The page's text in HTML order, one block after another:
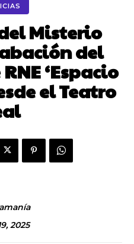
Misterio
del
‘Espacio
el Teatro
2025